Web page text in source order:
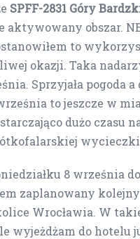
SPFF-2831 Góry
aktywowany obszar.
to
okazji. Taka
Sprzyjała pogoda a
to jeszcze w
dużo czasu
wycieczki
8 września
zaplanowany
Wrocławia. W
wyjeżdżam do hotelu